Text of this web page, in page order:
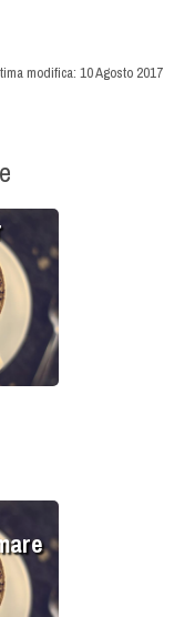
modifica: 10 Agosto 2017